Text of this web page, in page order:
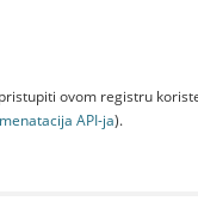
ovom registru
API-jа).